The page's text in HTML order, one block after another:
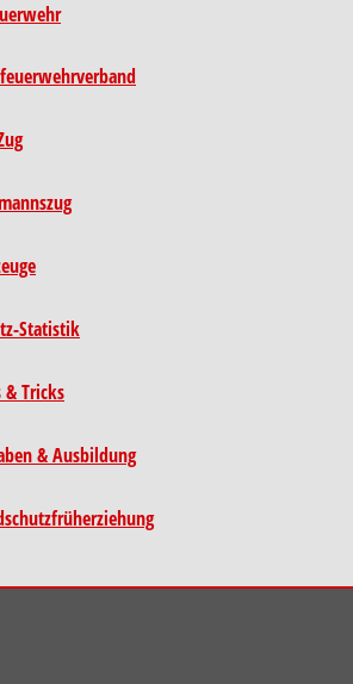
Statistik
& Tricks
& Ausbildung